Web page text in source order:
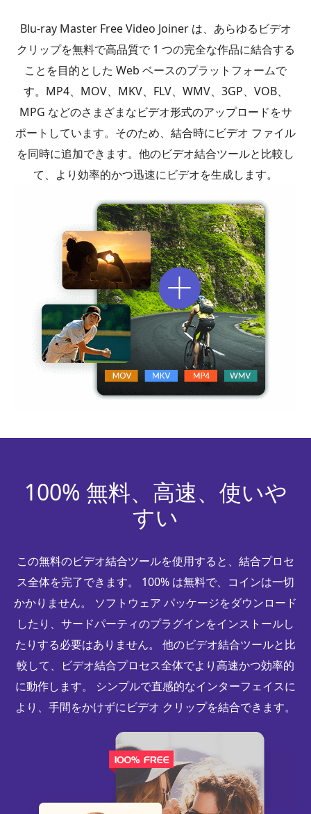
Blu-ray Master Free Video Joiner は、あらゆるビデオ
クリップを無料で高品質で 1 つの完全な作品に結合する
ことを目的とした Web ベースのプラットフォームで
す。MP4、MOV、MKV、FLV、WMV、3GP、VOB、
MPG などのさまざまなビデオ形式のアップロードをサ
ポートしています。そのため、結合時にビデオ ファイル
を同時に追加できます。他のビデオ結合ツールと比較し
て、より効率的かつ迅速にビデオを生成します。
100% 無料、高速、使いや
すい
この無料のビデオ結合ツールを使用すると、結合プロセ
ス全体を完了できます。 100% は無料で、コインは一切
かかりません。 ソフトウェア パッケージをダウンロード
したり、サードパーティのプラグインをインストールし
たりする必要はありません。 他のビデオ結合ツールと比
較して、ビデオ結合プロセス全体でより高速かつ効率的
に動作します。 シンプルで直感的なインターフェイスに
より、手間をかけずにビデオ クリップを結合できます。